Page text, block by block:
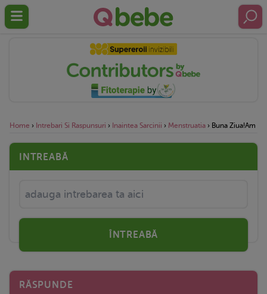
Home › Intrebari Si Raspunsuri › Inaintea Sarcinii › Menstruatia › Buna Ziua!am
INTREABĂ
ÎNTREABĂ
RĂSPUNDE